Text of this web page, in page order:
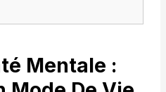
Mentale :